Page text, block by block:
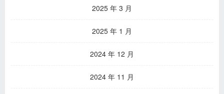
2025 年 3 月
2025 年 1 月
2024 年 12 月
2024 年 11 月